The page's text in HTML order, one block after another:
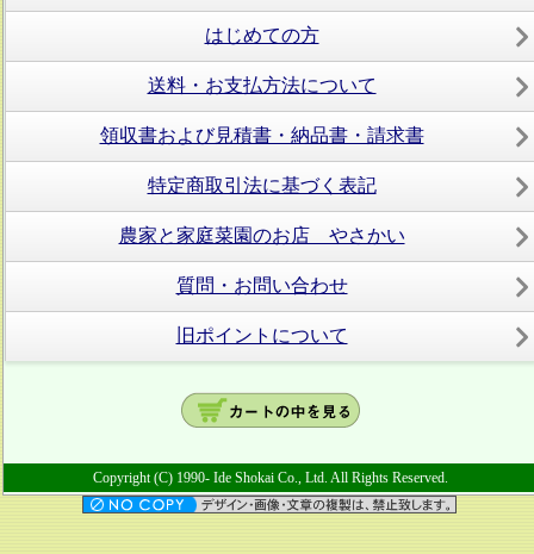
はじめての方
送料・お支払方法について
領収書および見積書・納品書・請求書
特定商取引法に基づく表記
農家と家庭菜園のお店 やさかい
質問・お問い合わせ
旧ポイントについて
Copyright (C) 1990- Ide Shokai Co., Ltd. All Rights Reserved.